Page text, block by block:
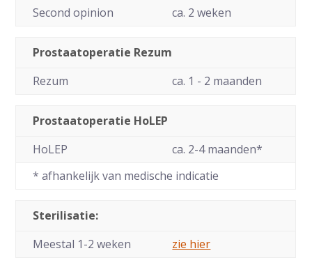
Second opinion
ca. 2 weken
Prostaatoperatie Rezum
Rezum
ca. 1 - 2 maanden
Prostaatoperatie HoLEP
HoLEP
ca. 2-4 maanden*
* afhankelijk van medische indicatie
Sterilisatie:
Meestal 1-2 weken
zie hier